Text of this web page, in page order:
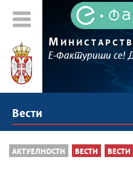
М
Е-Фактуриши се!
Вести
АКТУЕЛНОСТИ ВЕСТИ ВЕСТИ